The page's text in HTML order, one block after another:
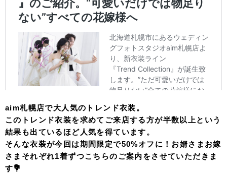
aim札幌店で大人気のトレンド衣装。
このトレンド衣装を求めてご来店する方が半数以上という
結果も出ているほど人気を得ています。
そんな衣装が今回は期間限定で50%オフに！お婿さまお嫁
さまそれぞれ1着ずつこちらのご案内をさせていただきま
す💐